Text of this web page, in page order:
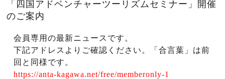
「四国アドベンチャーツーリズムセミナー」開催
のご案内
会員専用の最新ニュースです。
下記アドレスよりご確認ください。「合言葉」は前
回と同様です。
https://anta-kagawa.net/free/memberonly-1